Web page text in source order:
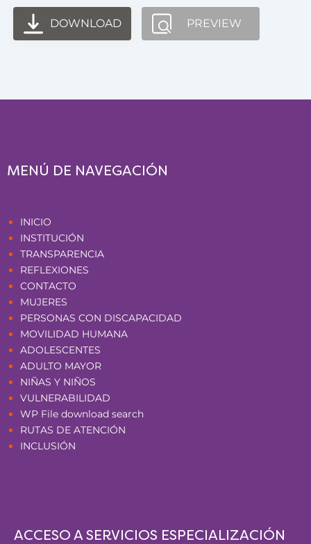
DOWNLOAD PREVIEW
MENÚ DE NAVEGACIÓN
INICIO
INSTITUCIÓN
TRANSPARENCIA
REFLEXIONES
CONTACTO
MUJERES
PERSONAS CON DISCAPACIDAD
MOVILIDAD HUMANA
ADOLESCENTES
ADULTO MAYOR
NIÑAS Y NIÑOS
VULNERABILIDAD
WP File download search
RUTAS DE ATENCIÓN
INCLUSIÓN
ACCESO A SERVICIOS ESPECIALIZACIÓN